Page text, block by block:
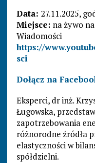
Data: 27.11.2025,
Miejsce: na żywo
Wiadomości
https://
sci
Dołącz na
Eksperci, dr inż.
Ługowska,
zapotrzebowania
różnorodne źródła
elastyczności w
spółdzielni.